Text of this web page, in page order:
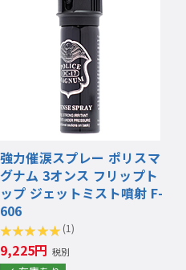
強力催涙スプレー ポリスマ
グナム 3オンス フリップト
ップ ジェットミスト噴射 F-
606
(1)
9,225円 税別